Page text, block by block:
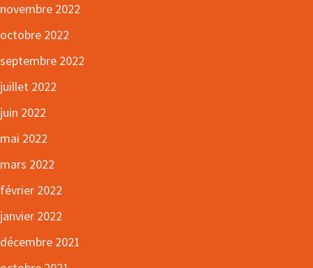
novembre 2022
octobre 2022
septembre 2022
juillet 2022
juin 2022
mai 2022
mars 2022
février 2022
janvier 2022
décembre 2021